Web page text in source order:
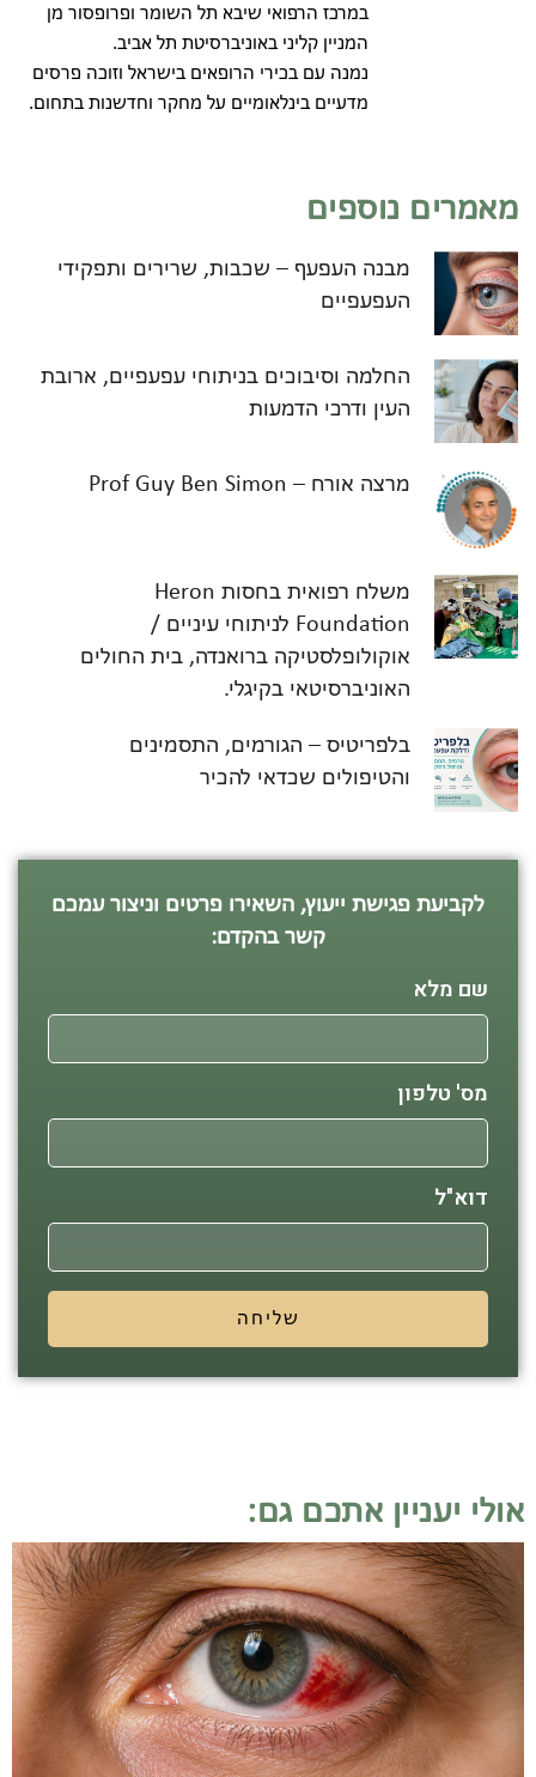
במרכז הרפואי שיבא תל השומר ופרופסור מן
המניין קליני באוניברסיטת תל אביב.
נמנה עם בכירי הרופאים בישראל וזוכה פרסים
מדעיים בינלאומיים על מחקר וחדשנות בתחום.
מאמרים נוספים
מבנה העפעף – שכבות, שרירים ותפקידי
העפעפיים
החלמה וסיבוכים בניתוחי עפעפיים, ארובת
העין ודרכי הדמעות
מרצה אורח – Prof Guy Ben Simon
משלח רפואית בחסות Heron
Foundation לניתוחי עיניים /
אוקולופלסטיקה ברואנדה, בית החולים
האוניברסיטאי בקיגלי.
בלפריטיס – הגורמים, התסמינים
והטיפולים שכדאי להכיר
לקביעת פגישת ייעוץ, השאירו פרטים וניצור עמכם
קשר בהקדם:
שם מלא
מס' טלפון
דוא"ל
שליחה
אולי יעניין אתכם גם: